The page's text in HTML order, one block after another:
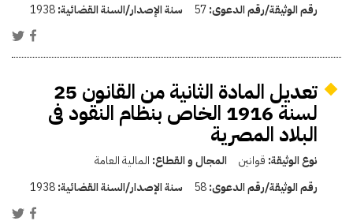
رقم الوثيقة/رقم الدعوى:57 سنة الإصدار/السنة القضائية:1938
تعديل المادة الثانية من القانون 25
لسنة 1916 الخاص بنظام النقود فى
البلاد المصرية
نوع الوثيقة: قوانين المجال و القطاع: المالية العامة
رقم الوثيقة/رقم الدعوى:58 سنة الإصدار/السنة القضائية:1938